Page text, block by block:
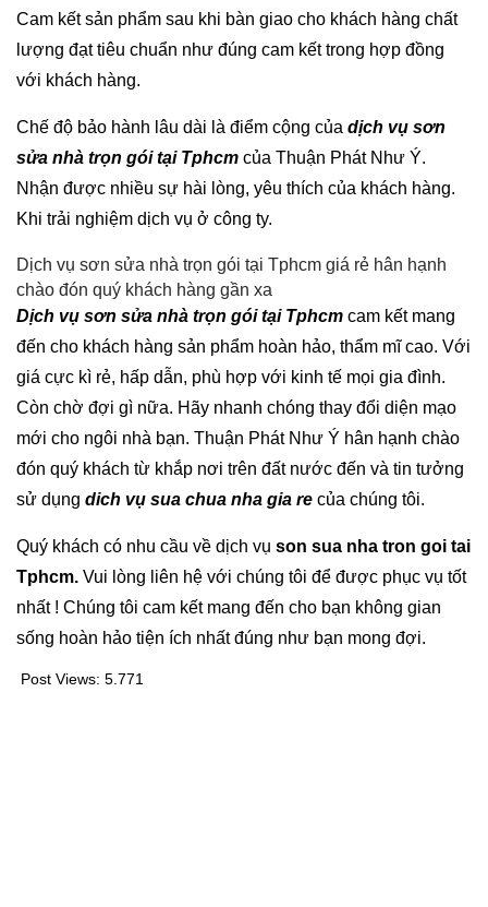
Cam kết sản phẩm sau khi bàn giao cho khách hàng chất
lượng đạt tiêu chuẩn như đúng cam kết trong hợp đồng
với khách hàng.
Chế độ bảo hành lâu dài là điểm cộng của dịch vụ sơn
sửa nhà trọn gói tại Tphcm của Thuận Phát Như Ý.
Nhận được nhiều sự hài lòng, yêu thích của khách hàng.
Khi trải nghiệm dịch vụ ở công ty.
Dịch vụ sơn sửa nhà trọn gói tại Tphcm giá rẻ hân hạnh
chào đón quý khách hàng gần xa
Dịch vụ sơn sửa nhà trọn gói tại Tphcm cam kết mang
đến cho khách hàng sản phẩm hoàn hảo, thẩm mĩ cao. Với
giá cực kì rẻ, hấp dẫn, phù hợp với kinh tế mọi gia đình.
Còn chờ đợi gì nữa. Hãy nhanh chóng thay đổi diện mạo
mới cho ngôi nhà bạn. Thuận Phát Như Ý hân hạnh chào
đón quý khách từ khắp nơi trên đất nước đến và tin tưởng
sử dụng dich vụ sua chua nha gia re của chúng tôi.
Quý khách có nhu cầu về dịch vụ son sua nha tron goi tai
Tphcm. Vui lòng liên hệ với chúng tôi để được phục vụ tốt
nhất ! Chúng tôi cam kết mang đến cho bạn không gian
sống hoàn hảo tiện ích nhất đúng như bạn mong đợi.
Post Views: 5.771